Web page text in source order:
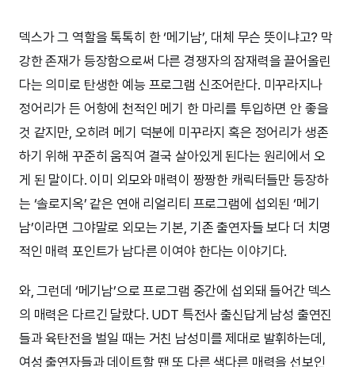
덱스가 그 역할을 톡톡히 한 ‘메기남’, 대체 무슨 뜻이냐고? 막
강한 존재가 등장함으로써 다른 경쟁자의 잠재력을 끌어올린
다는 의미로 탄생한 예능 프로그램 신조어란다. 미꾸라지나
정어리가 든 어항에 천적인 메기 한 마리를 투입하면 안 좋을
것 같지만, 오히려 메기 덕분에 미꾸라지 혹은 정어리가 생존
하기 위해 꾸준히 움직여 결국 살아있게 된다는 원리에서 오
게 된 말이다. 이미 외모와 매력이 짱짱한 캐릭터들만 등장하
는 ‘솔로지옥’ 같은 연애 리얼리티 프로그램에 섭외된 ‘메기
남’이라면 그야말로 외모는 기본, 기존 출연자들 보다 더 치명
적인 매력 포인트가 남다른 이여야 한다는 이야기다.
와, 그런데 ‘메기남’으로 프로그램 중간에 섭외돼 들어간 덱스
의 매력은 다르긴 달랐다. UDT 특전사 출신답게 남성 출연진
들과 육탄전을 벌일 때는 거친 남성미를 제대로 발휘하는데,
여성 출연자들과 데이트할 땐 또 다른 색다른 매력을 선보인